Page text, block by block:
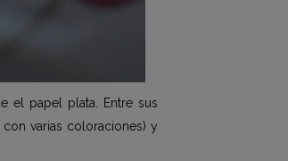
el papel plata. Entre sus
varias coloraciones) y